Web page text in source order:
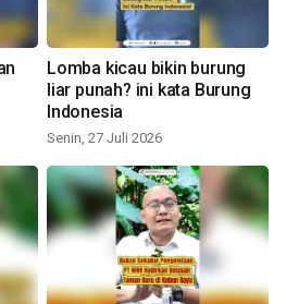
Lomba kicau bikin burung
liar punah? ini kata Burung
Indonesia
Senin, 27 Juli 2026